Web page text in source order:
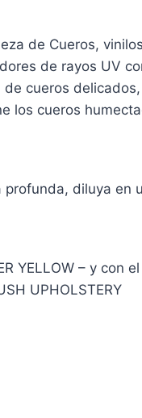
de Cueros,
de rayos UV
cueros
los cueros
diluya en
YELLOW – y con
UPHOLSTERY